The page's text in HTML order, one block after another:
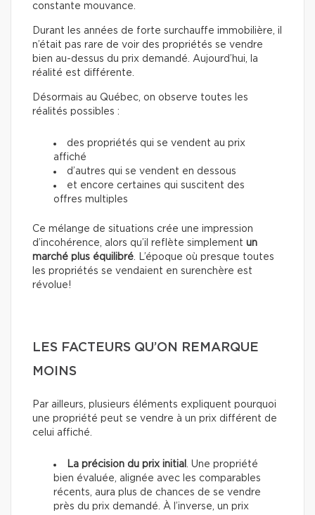
constante mouvance.
Durant les années de forte surchauffe immobilière, il
n’était pas rare de voir des propriétés se vendre
bien au-dessus du prix demandé. Aujourd’hui, la
réalité est différente.
Désormais au Québec, on observe toutes les
réalités possibles :
des propriétés qui se vendent au prix
affiché
d’autres qui se vendent en dessous
et encore certaines qui suscitent des
offres multiples
Ce mélange de situations crée une impression
d’incohérence, alors qu’il reflète simplement un
marché plus équilibré. L’époque où presque toutes
les propriétés se vendaient en surenchère est
révolue!
LES FACTEURS QU’ON REMARQUE
MOINS
Par ailleurs, plusieurs éléments expliquent pourquoi
une propriété peut se vendre à un prix différent de
celui affiché.
La précision du prix initial . Une propriété
bien évaluée, alignée avec les comparables
récents, aura plus de chances de se vendre
près du prix demandé. À l’inverse, un prix